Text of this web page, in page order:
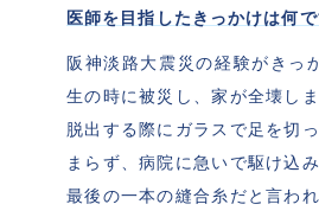
医師を目指したきっかけは何で
阪神淡路大震災の経験がきっ
生の時に被災し、家が全壊し
脱出する際にガラスで足を切
まらず、病院に急いで駆け込
最後の一本の縫合糸だと言わ